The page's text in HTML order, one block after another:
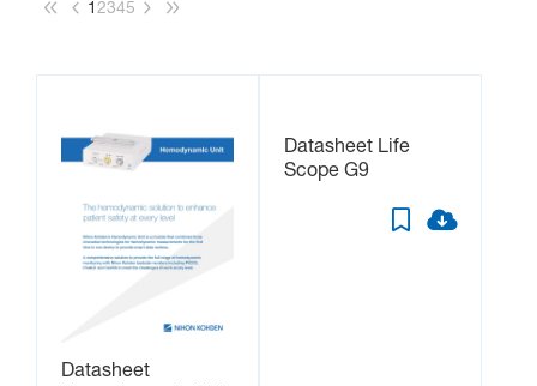
1 2345
Datasheet
Datasheet Life
Scope G9